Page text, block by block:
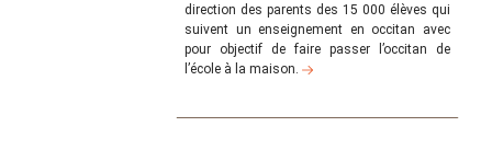
direction des parents des 15 000 élèves qui
suivent un enseignement en occitan avec
pour objectif de faire passer l’occitan de
l’école à la maison.